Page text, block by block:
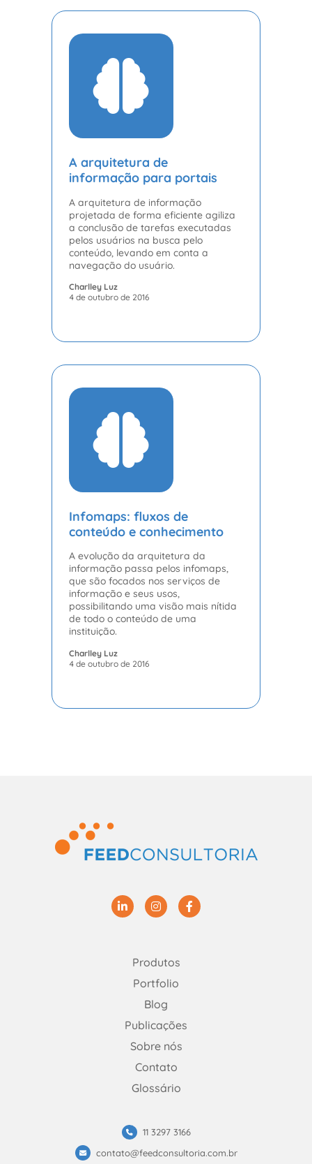
A arquitetura de
informação para portais
A arquitetura de informação
projetada de forma eficiente agiliza
a conclusão de tarefas executadas
pelos usuários na busca pelo
conteúdo, levando em conta a
navegação do usuário.
Charlley Luz
4 de outubro de 2016
Infomaps: fluxos de
conteúdo e conhecimento
A evolução da arquitetura da
informação passa pelos infomaps,
que são focados nos serviços de
informação e seus usos,
possibilitando uma visão mais nítida
de todo o conteúdo de uma
instituição.
Charlley Luz
4 de outubro de 2016
Produtos
Portfolio
Blog
Publicações
Sobre nós
Contato
Glossário
11 3297 3166
contato@feedconsultoria.com.br